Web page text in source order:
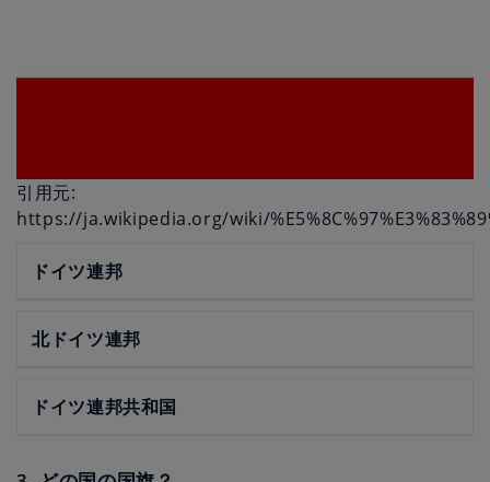
引用元:
https://ja.wikipedia.org/wiki/
ドイツ連邦
北ドイツ連邦
ドイツ連邦共和国